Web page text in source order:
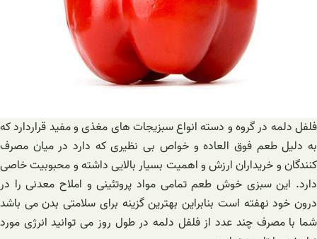
فلفل دلمه در گروه و دسته انواع سبزیجات های مغذی و مفید قراردارد که
به دلیل طعم فوق العاده و خواص بی نظیری که دارد در میان مصرف
کنندگان و خریداران ارزش و اهمیت بسیار بالایی داشته و محبوبیت خاصی
دارد. این سبزی خوش طعم تمامی مواد پروتئینی و املاح معدنی را در
درون خود نهفته است بنابراین بهترین گزینه برای سلامتی بدن می باشد
شما با مصرف چند عدد از فلفل دلمه در طول روز می توانید انرژی مورد